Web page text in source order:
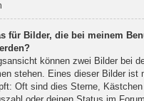
für Bilder, die bei meinem
können zwei Bilder bei
stehen. Eines dieser Bilder ist
Oft sind dies Sterne,